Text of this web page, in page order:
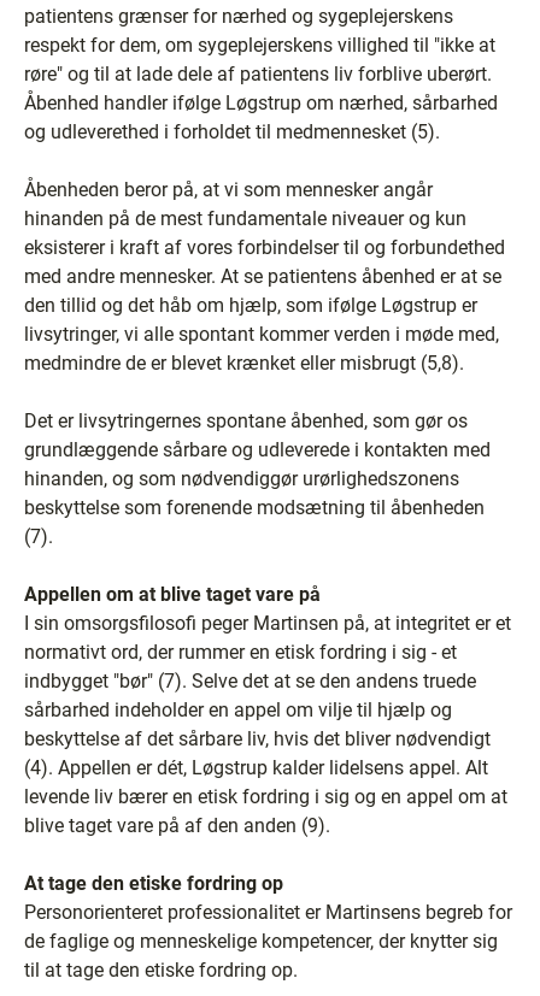
patientens grænser for nærhed og sygeplejerskens
respekt for dem, om sygeplejerskens villighed til "ikke at
røre" og til at lade dele af patientens liv forblive uberørt.
Åbenhed handler ifølge Løgstrup om nærhed, sårbarhed
og udleverethed i forholdet til medmennesket (5).
Åbenheden beror på, at vi som mennesker angår
hinanden på de mest fundamentale niveauer og kun
eksisterer i kraft af vores forbindelser til og forbundethed
med andre mennesker. At se patientens åbenhed er at se
den tillid og det håb om hjælp, som ifølge Løgstrup er
livsytringer, vi alle spontant kommer verden i møde med,
medmindre de er blevet krænket eller misbrugt (5,8).
Det er livsytringernes spontane åbenhed, som gør os
grundlæggende sårbare og udleverede i kontakten med
hinanden, og som nødvendiggør urørlighedszonens
beskyttelse som forenende modsætning til åbenheden
(7).
Appellen om at blive taget vare på
I sin omsorgsfilosofi peger Martinsen på, at integritet er et
normativt ord, der rummer en etisk fordring i sig - et
indbygget "bør" (7). Selve det at se den andens truede
sårbarhed indeholder en appel om vilje til hjælp og
beskyttelse af det sårbare liv, hvis det bliver nødvendigt
(4). Appellen er dét, Løgstrup kalder lidelsens appel. Alt
levende liv bærer en etisk fordring i sig og en appel om at
blive taget vare på af den anden (9).
At tage den etiske fordring op
Personorienteret professionalitet er Martinsens begreb for
de faglige og menneskelige kompetencer, der knytter sig
til at tage den etiske fordring op.